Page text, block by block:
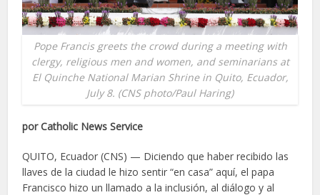
Pope Francis greets the crowd during a meeting with
clergy, religious men and women, and seminarians at
El Quinche National Marian Shrine in Quito, Ecuador,
July 8. (CNS photo/Paul Haring)
por Catholic News Service
QUITO, Ecuador (CNS) — Diciendo que haber recibido las
llaves de la ciudad le hizo sentir “en casa” aquí, el papa
Francisco hizo un llamado a la inclusión, al diálogo y al